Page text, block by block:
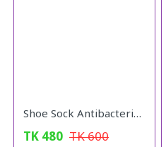
Shoe Sock Antibacterial Spray
TK 480 TK600